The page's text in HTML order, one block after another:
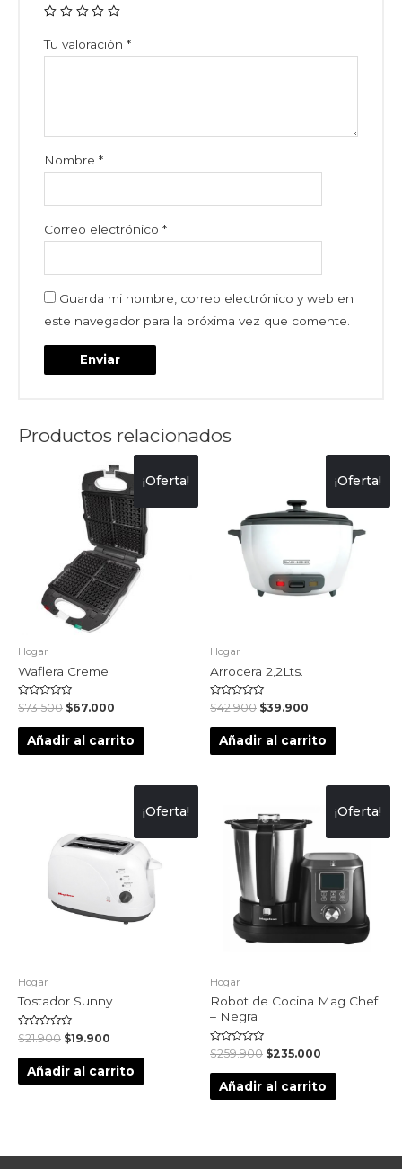
Tu valoración*
Nombre*
Correo electrónico*
Guarda mi nombre, correo electrónico y web en
este navegador para la próxima vez que comente.
Productos relacionados
¡Oferta!
Hogar
Waflera Creme
Valorado
en
0
$73.500 $67.000
Añadir al carrito
¡Oferta!
Hogar
Arrocera 2,2Lts.
Valorado
en
0
$42.900 $39.900
Añadir al carrito
¡Oferta!
Hogar
Tostador Sunny
Valorado
en
0
$21.900 $19.900
Añadir al carrito
¡Oferta!
Hogar
Robot de Cocina Mag Chef
– Negra
Valorado
en
0
$259.900 $235.000
Añadir al carrito